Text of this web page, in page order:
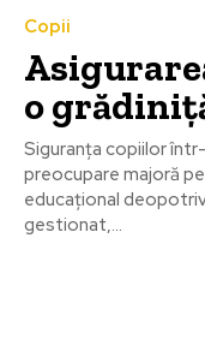
Copii
o
Siguranța copiilor
preocupare majoră
educațional
gestionat,...